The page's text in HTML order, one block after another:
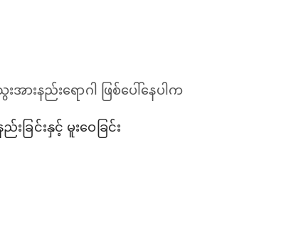
းနည်းရောဂါ ဖြစ်ပေါ်နေပါက
းခြင်းနှင့် မူးဝေခြင်း